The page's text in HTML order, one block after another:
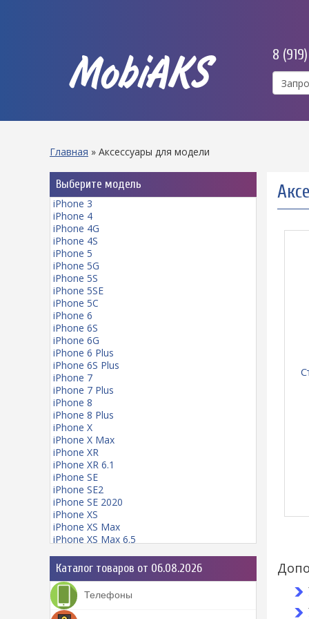
MobiAKS
8
Главная » Аксессуары для модели
Выберите модель
iPhone 3
iPhone 4
iPhone 4G
iPhone 4S
iPhone 5
iPhone 5G
iPhone 5S
iPhone 5SE
iPhone 5C
iPhone 6
iPhone 6S
iPhone 6G
iPhone 6 Plus
iPhone 6S Plus
iPhone 7
iPhone 7 Plus
iPhone 8
iPhone 8 Plus
iPhone X
iPhone X Max
iPhone XR
iPhone XR 6.1
iPhone SE
iPhone SE2
iPhone SE 2020
iPhone XS
iPhone XS Max
iPhone XS Max 6.5
iPhone 11 mini
iPhone 11 Pro
iPhone 11 Pro Max
iPhone 12
iPhone 12 Pro
Каталог товаров от 06.08.2026
Телефоны